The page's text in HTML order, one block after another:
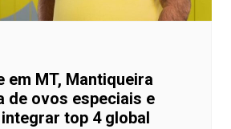
em MT, Mantiqueira
de ovos especiais e
top 4 global